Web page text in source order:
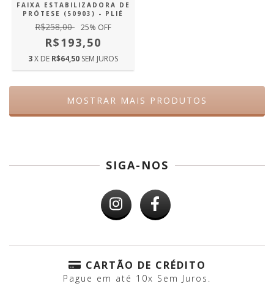
FAIXA ESTABILIZADORA DE
PRÓTESE (50903) - PLIÉ
R$258,00 25% OFF
R$193,50
3X DE R$64,50 SEM JUROS
MOSTRAR MAIS PRODUTOS
SIGA-NOS
CARTÃO DE CRÉDITO
Pague em até 10x Sem Juros.